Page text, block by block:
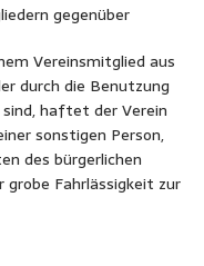
gegenüber
Vereinsmitglied aus
durch die Benutzung
haftet der Verein
sonstigen Person,
des bürgerlichen
Fahrlässigkeit zur